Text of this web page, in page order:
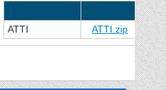
ATTI ATTI.zip